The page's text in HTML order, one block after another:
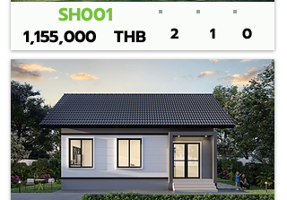
SH001
1,155,000 THB 2 1 0